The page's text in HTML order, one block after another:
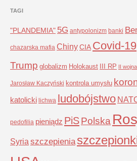
TAGI
"PLANDEMIA" 5G antypolonizm banki
chazarska mafia ChinyCIA Covid-19
Trump globalizm Holokaust III RP II
Jarosław Kaczyński kontrola umysłu
katolicki lichwa ludobójstwo
pedofilia pieniądz PiSPolska
Syria szczepienia